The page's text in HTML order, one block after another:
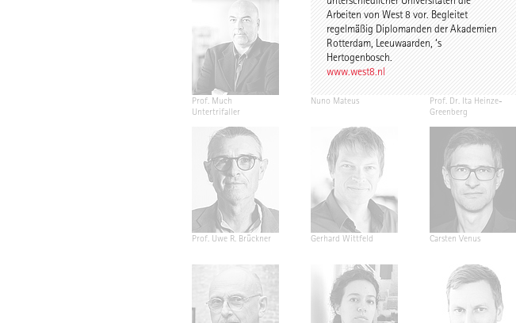
Prof. Much
Untertrifaller
Nuno Mateus
Prof. Dr. Ita Heinze-
Greenberg
Prof. Uwe R. Brückner Gerhard Wittfeld Carsten Venus
Arbeiten von West 8 vor. Begleitet
regelmäßig Diplomanden der Akademien
Rotterdam, Leeuwaarden, ‘s
Hertogenbosch.
www.west8.nl